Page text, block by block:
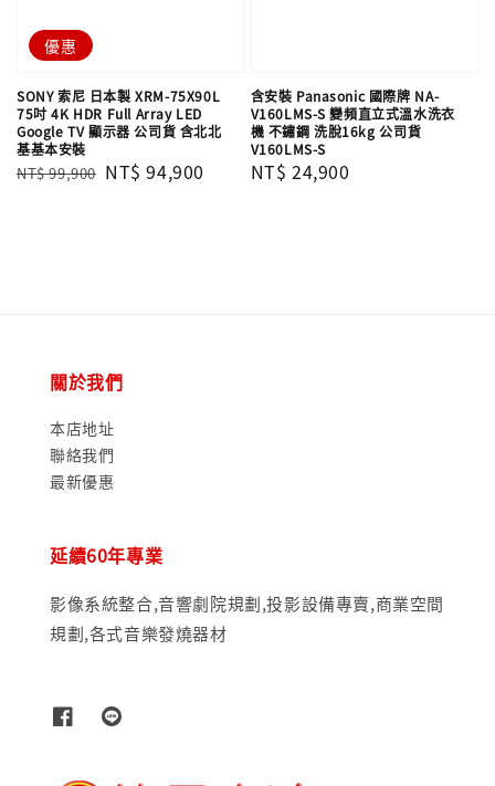
優惠
SONY 索尼 日本製 XRM-75X90L
75吋 4K HDR Full Array LED
Google TV 顯示器 公司貨 含北北
基基本安裝
Regular
NT$ 99,900 Sale
NT$ 94,900
含安裝 Panasonic 國際牌 NA-
V160LMS-S 變頻直立式溫水洗衣
機 不鏽鋼 洗脫16kg 公司貨
V160LMS-S
Regular
NT$ 24,900
關於我們
本店地址
聯絡我們
最新優惠
延續60年專業
影像系統整合,音響劇院規劃,投影設備專賣,商業空間
規劃,各式音樂發燒器材